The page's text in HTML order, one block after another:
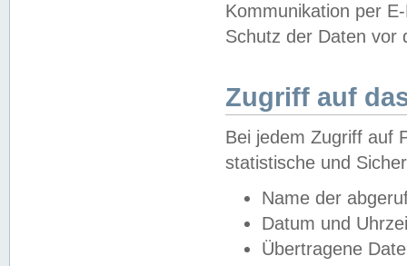
Kommunikation per
Schutz der Daten vor
Zugriff auf
Bei jedem Zugriff auf
statistische und
Name der
Datum und
Übertragene